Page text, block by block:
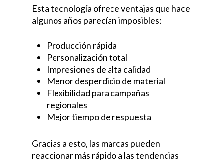
Esta tecnología ofrece ventajas que hace
algunos años parecían imposibles:
Producción rápida
Personalización total
Impresiones de alta calidad
Menor desperdicio de material
Flexibilidad para campañas
regionales
Mejor tiempo de respuesta
Gracias a esto, las marcas pueden
reaccionar más rápido a las tendencias